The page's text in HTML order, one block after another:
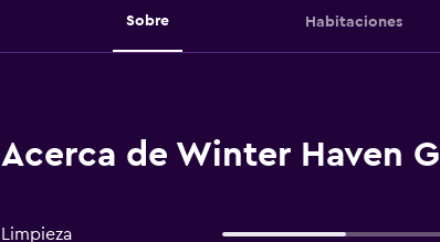
Sobre Habitaciones
Acerca de Winter Haven
Limpieza